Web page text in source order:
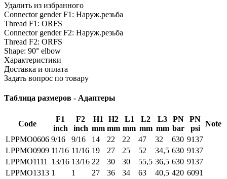
Удалить из избранного
Connector gender F1: Наруж.резьба
Thread F1: ORFS
Connector gender F2: Наруж.резьба
Thread F2: ORFS
Shape: 90° elbow
Характеристики
Доставка и оплата
Задать вопрос по товару
Таблица размеров - Адаптеры
Code
F1
inch
F2
inch
H1
mm
H2
mm
L1
mm
L2
mm
L3
mm
PN
bar
PN
psi
Note
LPPMO0606 9/16 9/16 14 22 22 47 32 630 9137
LPPMO0909 11/16 11/16 19 27 25 52 34,5 630 9137
LPPMO1111
13/16 13/16 22 30 30 55,5 36,5 630 9137
LPPMO1313 1 1 27 36 34 63 40,5 420 6091